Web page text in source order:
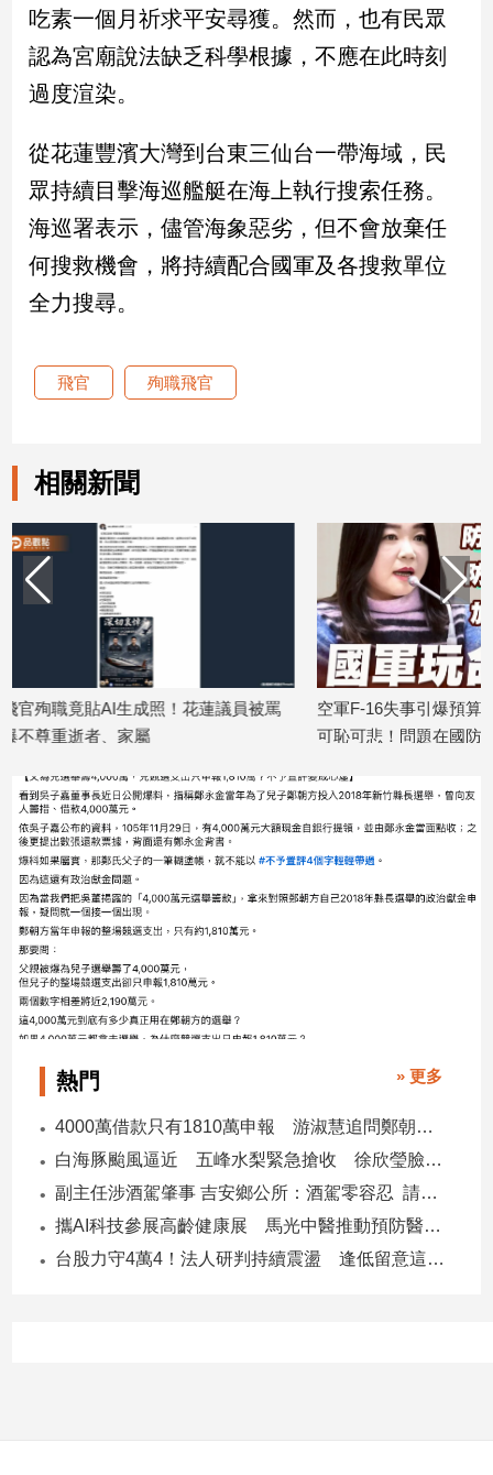
娛
樂
樂
聞
流
行/
時
尚
活
築/
室
內
設
遊/
美
食
座/
命
理
消
費
健
康/
親
子/
感
／
／
推
吃素一個月祈求平安尋獲。然而，也有民眾
認為宮廟說法缺乏科學根據，不應在此時刻
過度渲染。
從花蓮豐濱大灣到台東三仙台一帶海域，民
眾持續目擊海巡艦艇在海上執行搜索任務。
海巡署表示，儘管海象惡劣，但不會放棄任
何搜救機會，將持續配合國軍及各搜救單位
全力搜尋。
飛官 殉職飛官
相關新聞
蓮議員被罵
空軍F-16失事引爆預算爭議 馬文君：
可恥可悲！問題在國防部失職非預算不
2026/01/08
F-16
回應
熱門 » 更多
4000萬借款只有1810萬申報 游淑慧追問鄭朝方：2190萬差額去哪了
白海豚颱風逼近 五峰水梨緊急搶收 徐欣瑩臉書急呼「搶救五峰水梨」
副主任涉酒駕肇事 吉安鄉公所：酒駕零容忍 請辭獲准
攜AI科技參展高齡健康展 馬光中醫推動預防醫學迎接長壽新經濟
台股力守4萬4！法人研判持續震盪 逢低留意這些族群